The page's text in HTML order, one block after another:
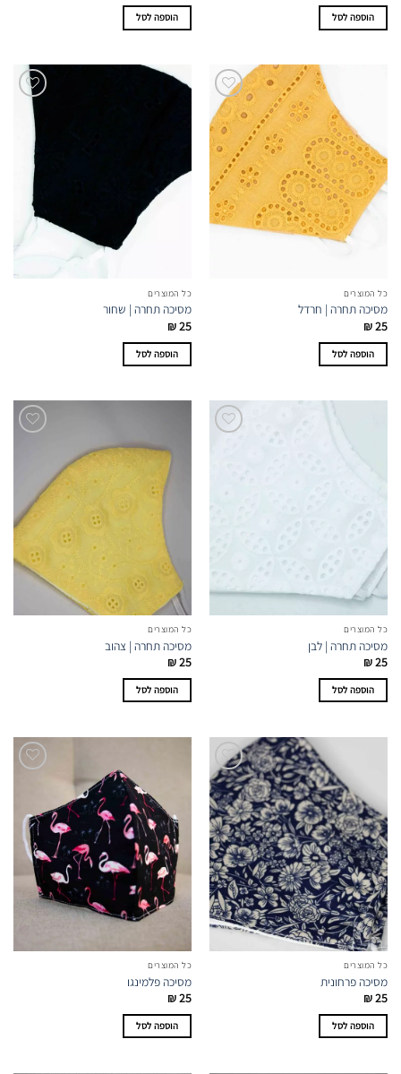
הוספה לסל הוספה לסל
כל המוצרים
מסיכה תחרה | חרדל
₪25
הוספה לסל
כל המוצרים
מסיכה תחרה | שחור
₪25
הוספה לסל
כל המוצרים
מסיכה תחרה | לבן
₪25
הוספה לסל
כל המוצרים
מסיכה תחרה | צהוב
₪25
הוספה לסל
כל המוצרים
מסיכה פרחונית
₪25
הוספה לסל
כל המוצרים
מסיכה פלמינגו
₪25
הוספה לסל